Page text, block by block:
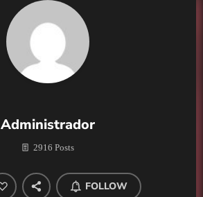
Administrador
2916 Posts
FOLLOW